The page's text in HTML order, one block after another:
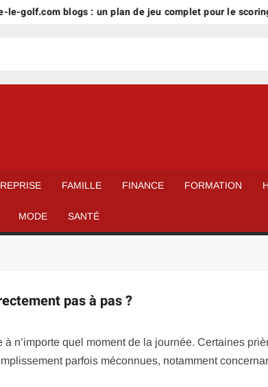
le-golf.com blogs : un plan de jeu complet pour le scoring
FAMILLE FINANCE FORMATION
MODE SANTÉ
pas à pas ?
n’importe quel moment de la journée. Certaines
parfois méconnues, notamment